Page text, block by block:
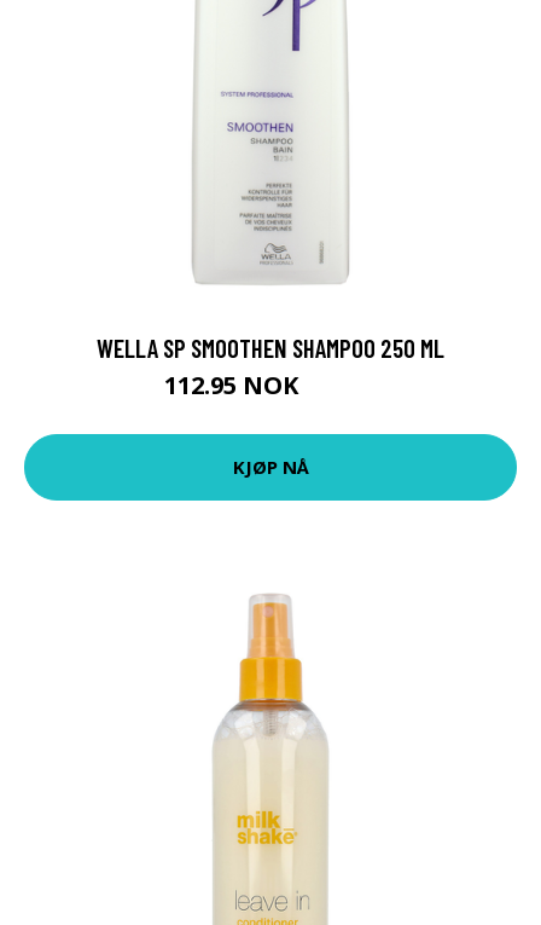
WELLA SP SMOOTHEN SHAMPOO 250 ML
112.95 NOK
KJØP NÅ